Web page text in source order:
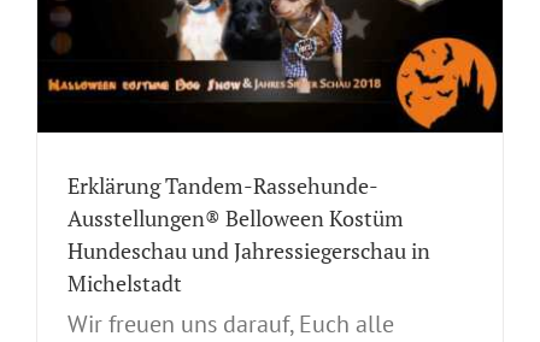
Erklärung Tandem-Rassehunde-
Ausstellungen® Belloween Kostüm
Hundeschau und Jahressiegerschau in
Michelstadt
Wir freuen uns darauf, Euch alle